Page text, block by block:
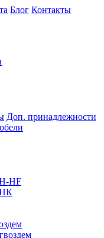
Блог Контакты
Доп. принадлежности
HF